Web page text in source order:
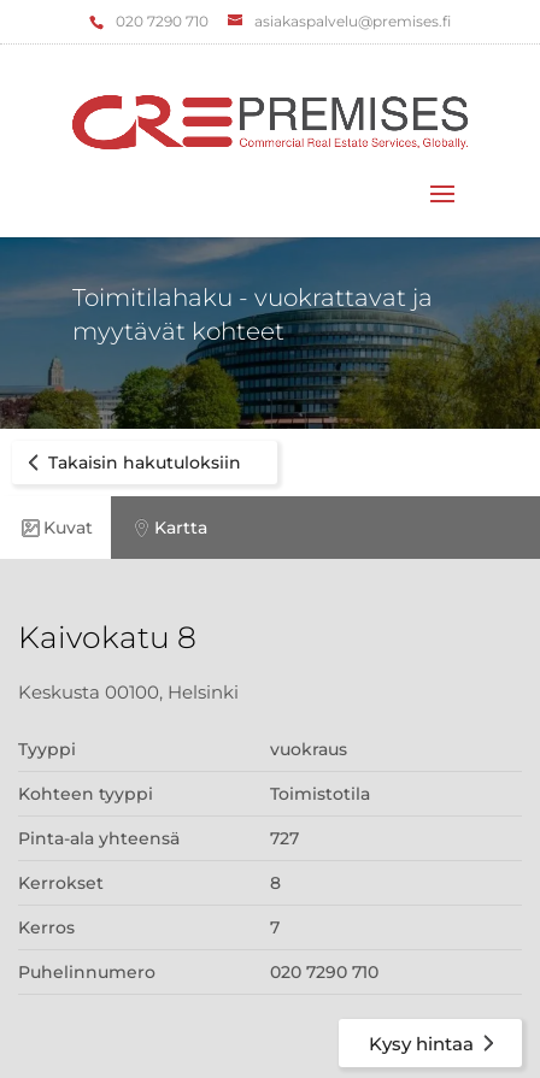
‌020 7290 710 asiakaspalvelu@premises.fi
Toimitilahaku - vuokrattavat ja
myytävät kohteet
Takaisin hakutuloksiin
Kuvat Kartta
Kaivokatu 8
Keskusta 00100, Helsinki
Tyyppi vuokraus
Kohteen tyyppi Toimistotila
Pinta-ala yhteensä 727
Kerrokset 8
Kerros 7
Puhelinnumero 020 7290 710
Kysy hintaa